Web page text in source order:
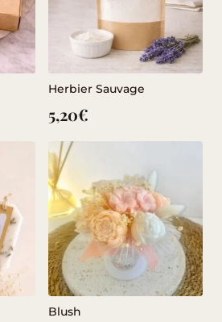
Herbier Sauvage
5,20€
Blush